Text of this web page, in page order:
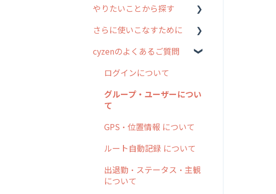
2. 主要機能の概要
3. cyzenの位置情報取得に
ステム管理者編
5. 基本的な使い方：シス
テム管理者編
6. 基本的な使い方：ユー
問集
報告書・行動種別
勤怠管理
活動通知
パフォーマンス
アプリの使い始め
ホーム画面
スポット
報告閲覧
予定
メッセージ
やりたいことから探す
行動管理
勤怠管理
予定管理
スポット
メッセージ機能
さらに使いこなすために
はじめに
スポット・ステータス関連
交通費自動計算
安全走行支援
写真管理・高画質化
ダッシュボード（BI）・パ
フォーマンス
cyzenのよくあるご質問
ログインについて
グループ・ユーザーについ
て
GPS・位置情報 について
ルート自動記録 について
出退勤・ステータス・主観
について